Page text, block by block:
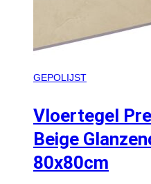
GEPOLIJST
Vloertegel
Beige
80x80cm